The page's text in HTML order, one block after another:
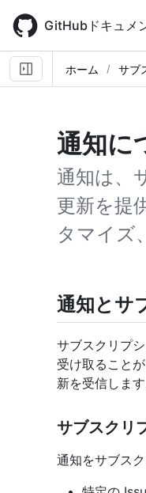
main
content
GitHubドキュメ
ホーム サブ
通知に
通知は、
更新を提
タマイズ
通知とサ
サブスクリプ
受け取ること
新を受信します
サブスクリ
通知をサブス